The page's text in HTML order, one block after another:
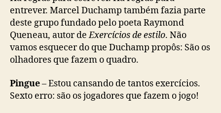
entrever. Marcel Duchamp também fazia parte
deste grupo fundado pelo poeta Raymond
Queneau, autor deExercícios de estilo. Não
vamos esquecer do que Duchamp propôs: São os
olhadores que fazem o quadro.
Pingue– Estou cansando de tantos exercícios.
Sexto erro: são os jogadores que fazem o jogo!